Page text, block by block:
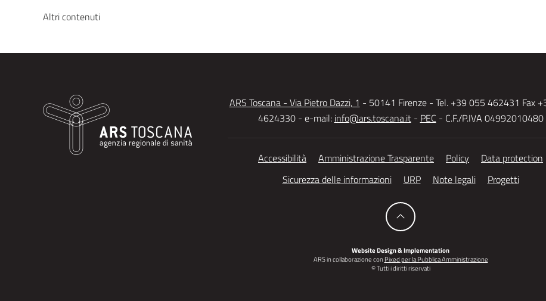
Altri contenuti
ARS Toscana - Via Pietro Dazzi, 1 - 50141 Firenze - Tel. +39 055 462431 Fax
4624330 - e-mail: info@ars.toscana.it- PEC - C.F./P.IVA 04992010480
Accessibilità Amministrazione Trasparente Policy
Data protection
Sicurezza delle informazioni
URP Note legali Progetti
Website Design & Implementation
ARS in collaborazione conPixed per la Pubblica Amministrazione
© Tutti i diritti riservati